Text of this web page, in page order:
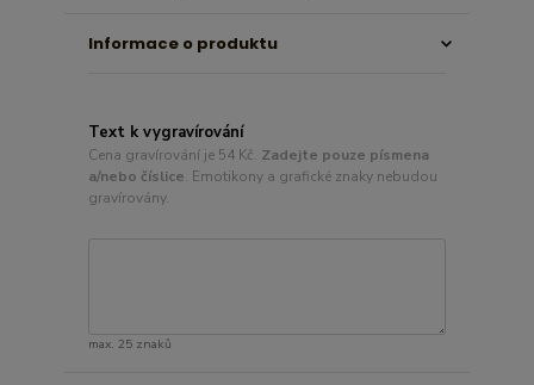
Informace o produktu
Text k vygravírování
Cena gravírování je 54 Kč. Zadejte pouze písmena
a/nebo číslice. Emotikony a grafické znaky nebudou
gravírovány.
max. 25 znaků